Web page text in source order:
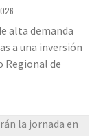
alta demanda
a una inversión
Regional de